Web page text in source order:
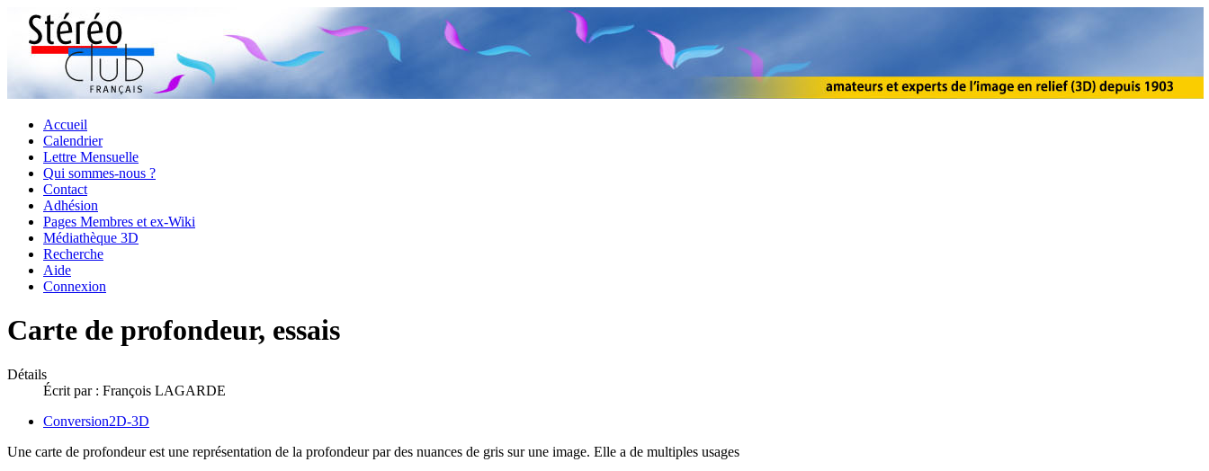
Accueil
Calendrier
Lettre Mensuelle
Qui sommes-nous ?
Contact
Adhésion
Pages Membres et ex-Wiki
Médiathèque 3D
Recherche
Aide
Connexion
Carte de profondeur, essais
Détails
Écrit par : François LAGARDE
Conversion2D-3D
Une carte de profondeur est une représentation de la profondeur par des nuances de gris sur une image. Elle a de multiples usages